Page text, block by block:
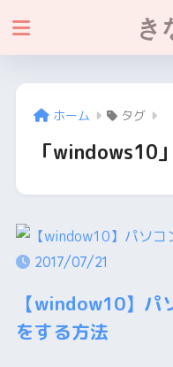
き
ホーム タグ
「windows10
2017/07/21
【window10】パ
をする方法